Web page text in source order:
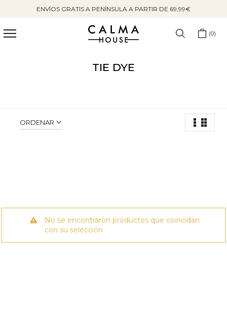
contenido
ENVÍOS GRATIS A PENÍNSULA A PARTIR DE 69,99€
0
TIE DYE
ORDENAR
No se encontraron productos que coincidan
con su selección